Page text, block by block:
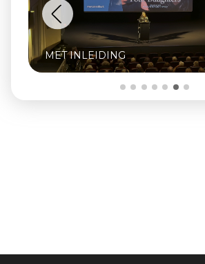
MET INLEIDING